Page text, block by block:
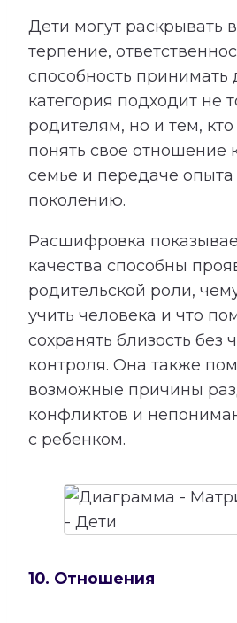
Дети могут раскрывать
терпение,
способность принимать
категория подходит не
родителям, но и тем,
понять свое отношение
семье и передаче
поколению.
Расшифровка
качества способны
родительской роли,
учить человека и что
сохранять близость без
контроля. Она также
возможные причины
конфликтов и
с ребенком.
10. Отношения